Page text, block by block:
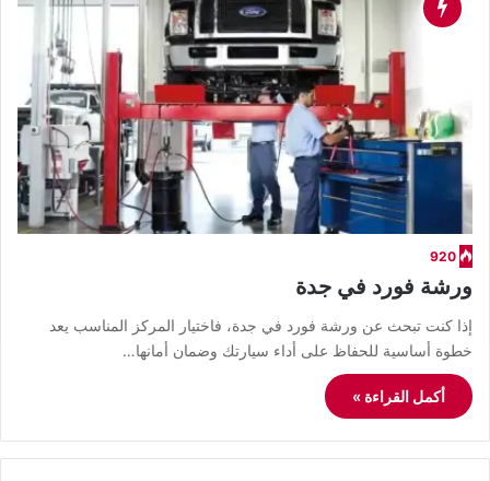
920
ورشة فورد في جدة
إذا كنت تبحث عن ورشة فورد في جدة، فاختيار المركز المناسب يعد
خطوة أساسية للحفاظ على أداء سيارتك وضمان أمانها…
أكمل القراءة »